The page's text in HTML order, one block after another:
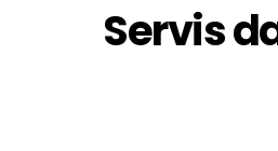
Servis